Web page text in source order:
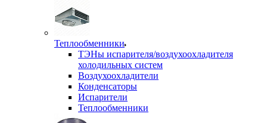
Теплообменники
ТЭНы испарителя/воздухоохладителя
холодильных систем
Воздухоохладители
Конденсаторы
Испарители
Теплообменники